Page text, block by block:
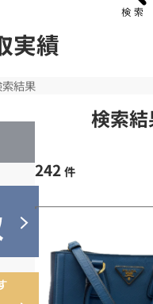
実績
結果
検索
242 件